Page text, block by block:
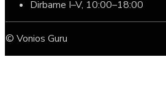
Dirbame I–V, 10:00–18:00
© Vonios Guru